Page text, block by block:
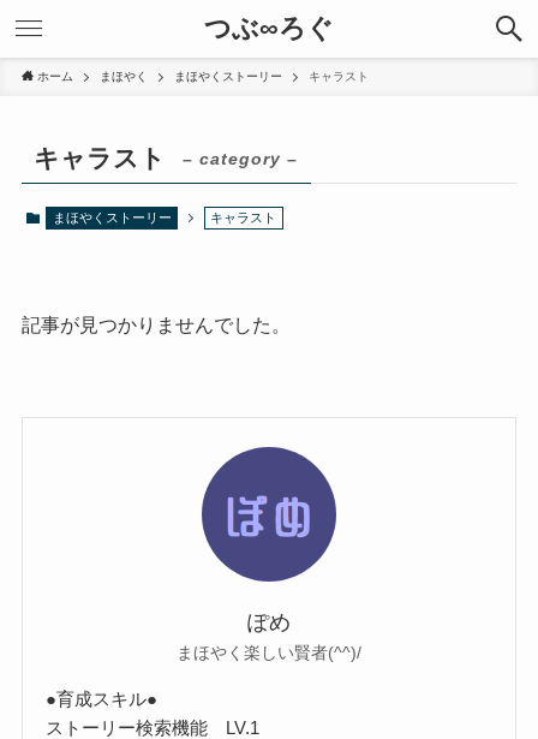
つぶ∞ろぐ
ホーム まほやく まほやくストーリー キャラスト
キャラスト – category –
まほやくストーリー キャラスト
記事が見つかりませんでした。
ぽめ
まほやく楽しい賢者(^^)/
●育成スキル●
ストーリー検索機能 LV.1